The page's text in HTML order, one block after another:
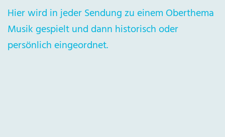
Livestream
Playlist
Hier wird in jeder Sendung zu einem Oberthema
Musik gespielt und dann historisch oder
persönlich eingeordnet.